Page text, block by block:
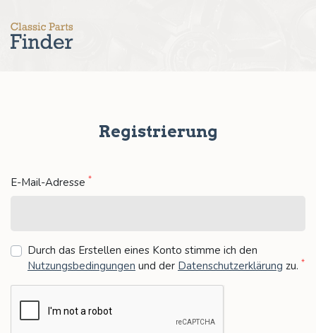
Registrierung
E-Mail-Adresse *
Durch das Erstellen eines Konto stimme ich den
Nutzungsbedingungen und der Datenschutzerklärung zu. *